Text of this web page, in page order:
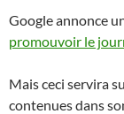
Google annonce
promouvoir le
Mais ceci servira
contenues dans